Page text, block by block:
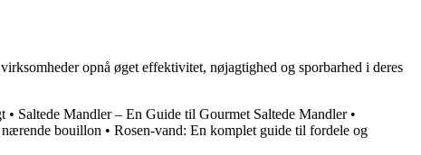
opnå øget effektivitet, nøjagtighed og sporbarhed i deres
• Saltede Mandler – En Guide til Gourmet Saltede Mandler•
bouillon • Rosen-vand: En komplet guide til fordele og